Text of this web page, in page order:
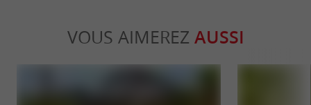
VOUS AIMEREZ AUSSI